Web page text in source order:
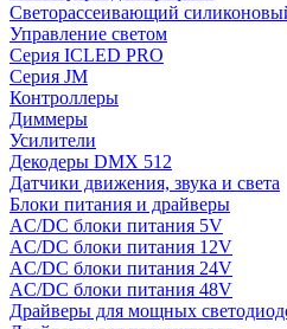
Светорассеивающий
Управление светом
Серия ICLED PRO
Серия JM
Контроллеры
Диммеры
Усилители
Декодеры DMX 512
Датчики движения, звука и света
Блоки питания и драйверы
AC/DC блоки питания 5V
AC/DC блоки питания 12V
AC/DC блоки питания 24V
AC/DC блоки питания 48V
Драйверы для мощных